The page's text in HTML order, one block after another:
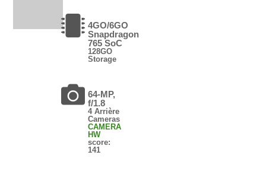
4GO/6GO
Snapdragon
765 SoC
128GO
Storage
64-MP,
f/1.8
4 Arrière
Cameras
CAMERA
HW
score:
141